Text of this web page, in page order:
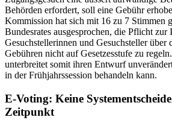
Behörden erfordert, soll eine Gebühr
Kommission hat sich mit 16 zu 7 Stimmen
Bundesrates ausgesprochen, die Pflicht zur
Gesuchstellerinnen und Gesuchsteller über
Gebühren nicht auf Gesetzesstufe zu
unterbreitet somit ihren Entwurf
in der Frühjahrssession behandeln kann.
E-Voting: Keine
Zeitpunkt